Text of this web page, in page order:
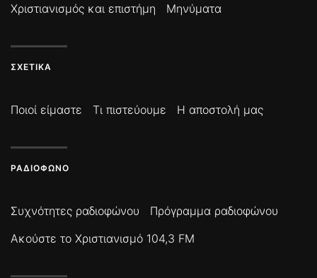
Χριστιανισμός και επιστήμη
Μηνύματα
ΣΧΕΤΙΚΆ
Ποιοί είμαστε Τι πιστεύουμε Η αποστολή μας
ΡΑΔΙΌΦΩΝΟ
Συχνότητες ραδιοφώνου
Πρόγραμμα ραδιοφώνου
Ακούστε το Χριστιανισμό 104,3 FM